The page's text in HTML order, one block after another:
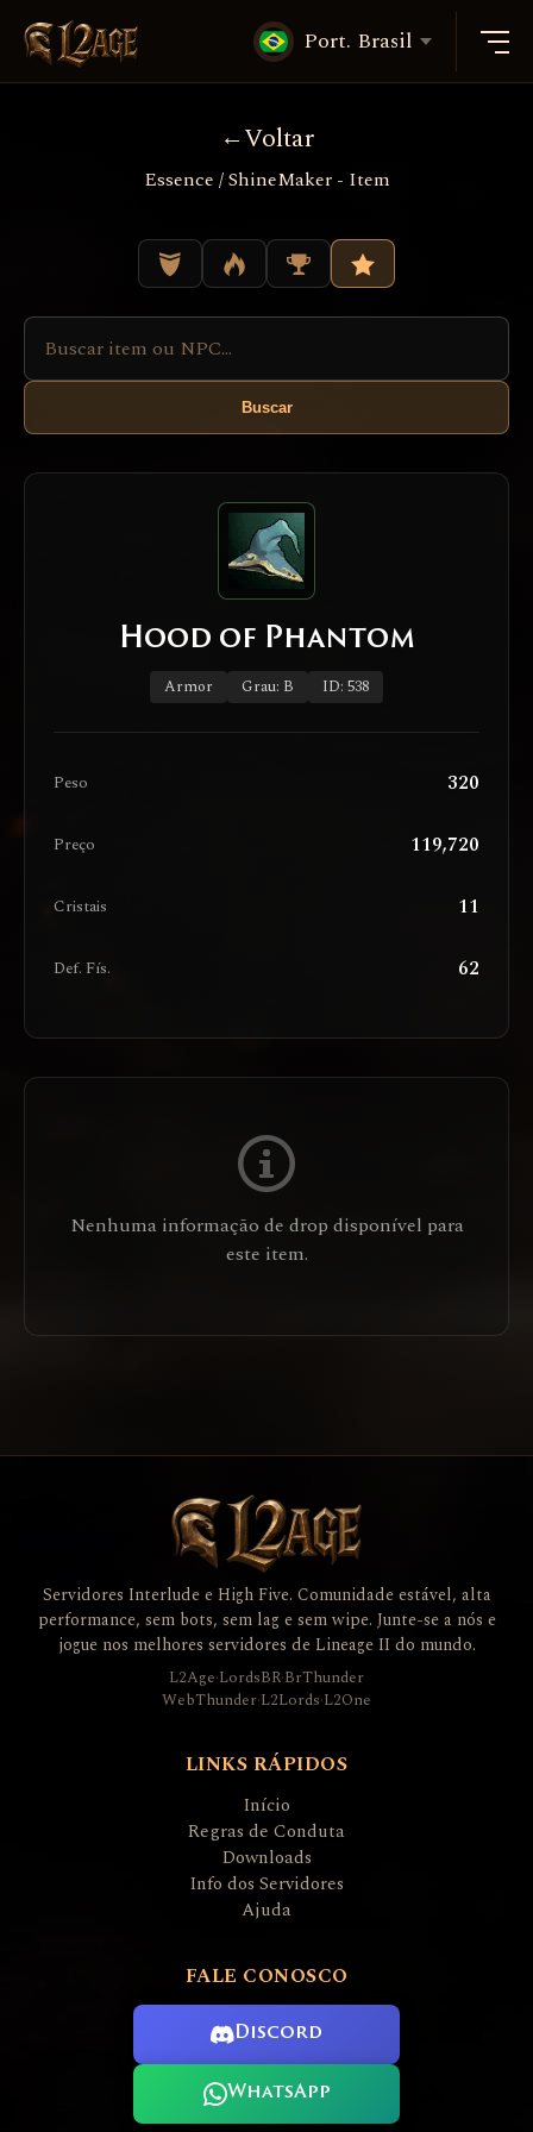
Port. Brasil
Voltar
Essence / ShineMaker - Item
Buscar
Hood of Phantom
Armor Grau: B ID: 538
Peso 320
Preço 119,720
Cristais 11
Def. Fís. 62
Nenhuma informação de drop disponível para
este item.
Servidores Interlude e High Five. Comunidade estável, alta
performance, sem bots, sem lag e sem wipe. Junte-se a nós e
jogue nos melhores servidores de Lineage II do mundo.
L2Age·LordsBR·BrThunder
WebThunder·L2Lords·L2One
LINKS RÁPIDOS
Início
Regras de Conduta
Downloads
Info dos Servidores
Ajuda
FALE CONOSCO
Discord
WhatsApp